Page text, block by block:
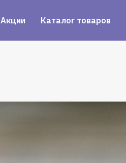
Акции Каталог товаров